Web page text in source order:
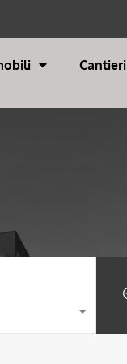
Cantieri